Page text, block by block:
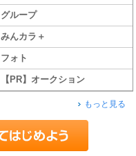
グループ
みんカラ＋
フォト
【PR】オークション
もっと見る